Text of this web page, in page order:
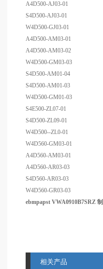
A4D500-AJ03-01
S4D500-AJ03-01
W4D500-GJ03-01
A4D500-AM03-01
A4D500-AM03-02
W4D500-GM03-03
S4D500-AM01-04
S4D500-AM01-03
W4D500-GM01-03
S4E500-ZL07-01
S4D500-ZL09-01
W4D500--ZL0-01
W4D560-GM03-01
A4D560-AM03-01
A4D560-AR03-03
S4D560-AR03-03
W4D560-GR03-03
ebmpapst VWA0910B7SRZ
相关产品